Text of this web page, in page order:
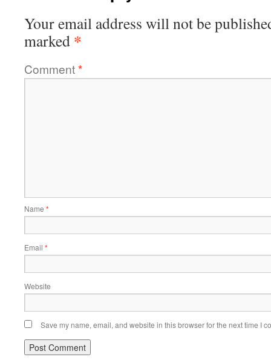
Your email address will not be
marked *
Comment*
Name *
Email *
Website
Save my name, email, and website in this browser for the next time I